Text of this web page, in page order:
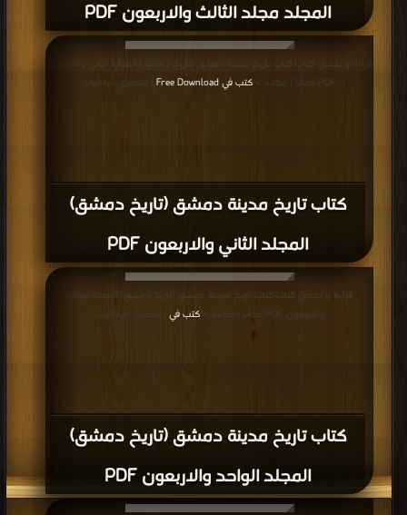
المجلد مجلد الثالث والاربعون PDF
كتاب تاريخ مدينة دمشق (تاريخ دمشق)
المجلد الثاني والاربعون PDF
قراءة و تحميل كتاب كتاب تاريخ مدينة دمشق (تاريخ دمشق) المجلد الثاني والاربعون
PDF مجانا | مكتبة >
كتب في Free Download | التحميل : مرة/مرات
كتاب تاريخ مدينة دمشق (تاريخ دمشق)
المجلد الواحد والاربعون PDF
قراءة و تحميل كتاب كتاب تاريخ مدينة دمشق (تاريخ دمشق) المجلد الواحد
والاربعون PDF مجانا | مكتبة >
كتب في | التحميل : مرة/مرات